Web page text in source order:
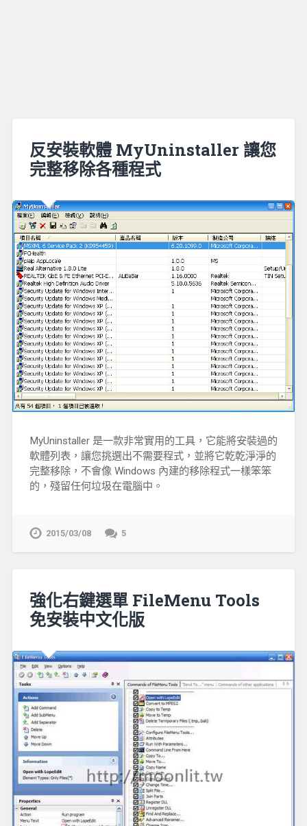
反安裝軟體 MyUninstaller 讓您
完整移除各種程式
MyUninstaller 是一款非常實用的工具，它能將安裝過的
軟體列表，讓您挑選出不需要程式，並將它乾乾淨淨的
完整移除，不會像 Windows 內建的移除程式一樣笨笨
的，殘留任何垃圾在電腦中。
2015/03/08 5
強化右鍵選單 FileMenu Tools
免安裝中文化版